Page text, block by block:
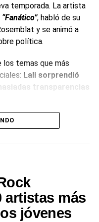
temporada. La artista
“Fanático”, habló de su
y se animó a
política.
los temas que más
Lali sorprendió
transparencias
más esperados fue
simpatizantes de la
hubo algunos
entrevista en el living,
el romance de Lali con
artistas más
jóvenes